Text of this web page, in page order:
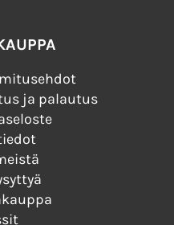
ja palautus